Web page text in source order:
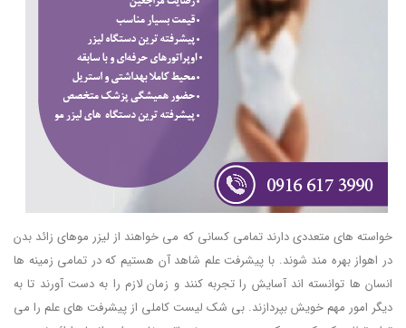
خواسته های متعددی دارند تمامی کسانی که می خواهند از لیزر موهای زائد بدن
در اهواز بهره مند شوند. با پیشرفت علم شاهد آن هستیم که در تمامی زمینه ها
انسان ها توانسته اند آسایش را تجربه کنند و زمان لازم را به دست آورند تا به
دیگر امور مهم خویش بپردازند. بی شک لیست کاملی از پیشرفت های علم را می